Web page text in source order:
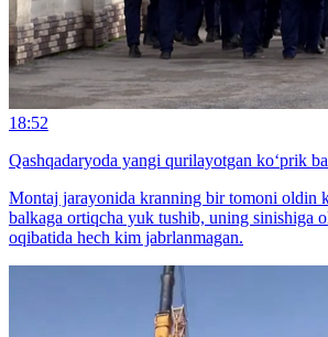
18:52
Qashqadaryoda yangi qurilayotgan ko‘prik
Montaj jarayonida kranning bir tomoni oldin
balkaga ortiqcha yuk tushib, uning sinishiga
oqibatida hech kim jabrlanmagan.